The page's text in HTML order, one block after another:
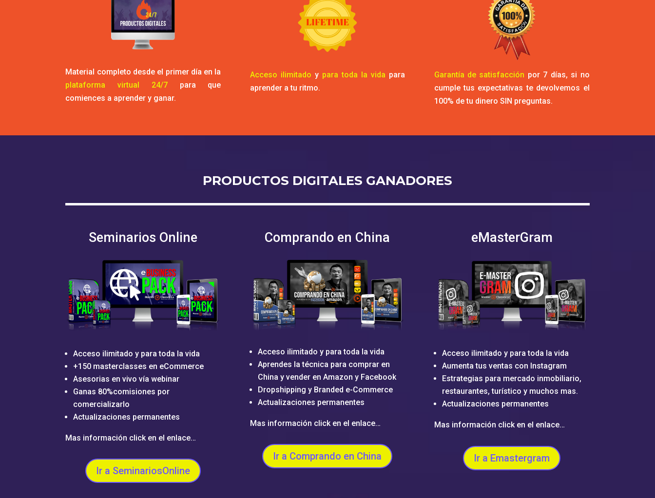
Material completo desde el primer día en la
plataforma virtual 24/7para que
comiences a aprender y ganar.
Acceso ilimitado y para toda la vida para
aprender a tu ritmo.
Garantía de satisfacción por 7 días, si no
cumple tus expectativas te devolvemos el
100% de tu dinero SIN preguntas.
PRODUCTOS DIGITALES GANADORES
Seminarios Online
Acceso ilimitado y para toda la vida
+150 masterclasses en eCommerce
Asesorias en vivo vía webinar
Ganas 80%comisiones por
comercializarlo
Actualizaciones permanentes
Mas información click en el enlace…
Ir a SeminariosOnline
Comprando en China
Acceso ilimitado y para toda la vida
Aprendes la técnica para comprar en
China y vender en Amazon y Facebook
Dropshipping y Branded e-Commerce
Actualizaciones permanentes
Mas información click en el enlace…
Ir a Comprando en China
eMasterGram
Acceso ilimitado y para toda la vida
Aumenta tus ventas con Instagram
Estrategias para mercado inmobiliario,
restaurantes, turístico y muchos mas.
Actualizaciones permanentes
Mas información click en el enlace…
Ir a Emastergram